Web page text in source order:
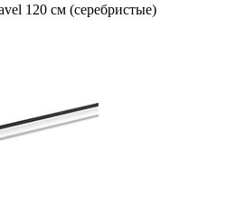
120 см (серебристые)